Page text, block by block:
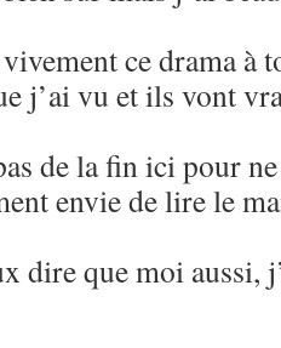
ce drama à
j’ai vu et ils vont
de la fin ici pour
envie de lire le
dire que moi aussi,